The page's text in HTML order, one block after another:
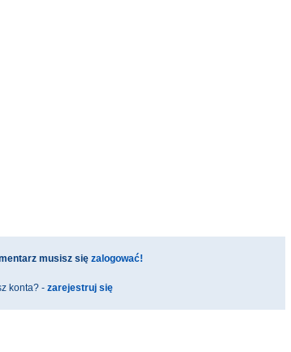
musisz się zalogować!
konta? - zarejestruj się